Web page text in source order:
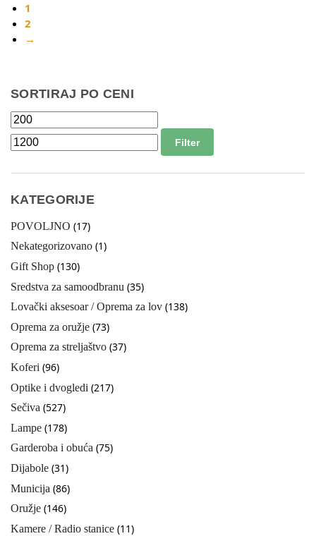
1
2
→
SORTIRAJ PO CENI
Filter
KATEGORIJE
POVOLJNO (17)
Nekategorizovano (1)
Gift Shop (130)
Sredstva za samoodbranu (35)
Lovački aksesoar / Oprema za lov (138)
Oprema za oružje (73)
Oprema za streljaštvo (37)
Koferi (96)
Optike i dvogledi (217)
Sečiva (527)
Lampe (178)
Garderoba i obuća (75)
Dijabole (31)
Municija (86)
Oružje (146)
Kamere / Radio stanice (11)